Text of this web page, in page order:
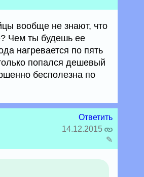
вообще не знают, что
Чем ты будешь ее
нагревается по пять
попался дешевый
бесполезна по
Ответить
14.12.2015
✎